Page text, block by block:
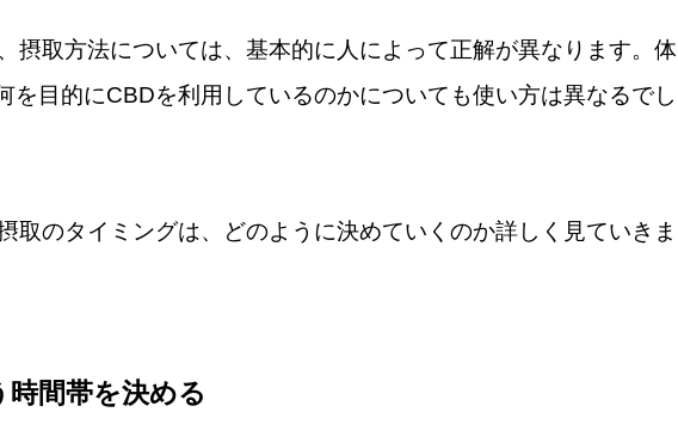
摂取方法については、基本的に人によって正解が異なります。体
を目的にCBDを利用しているのかについても使い方は異なるでし
取のタイミングは、どのように決めていくのか詳しく見ていきま
間帯を決める